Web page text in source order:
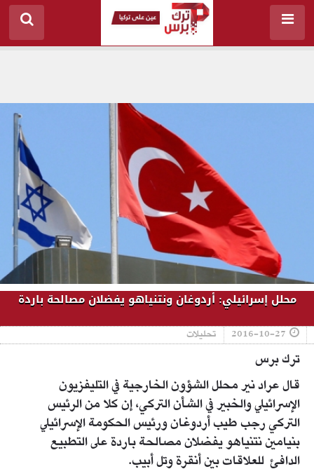
محلل إسرائيلي: أردوغان ونتنياهو يفضلان مصالحة باردة
2016-10-27 تحليلات
ترك برس
قال عراد نير محلل الشؤون الخارجية في التليفزيون
الإسرائيلي والخبير في الشأن التركي، إن كلا من الرئيس
التركي رجب طيب أردوغان ورئيس الحكومة الإسرائيلي
بنيامين نتنياهو يفضلان مصالحة باردة على التطبيع
الدافئ للعلاقات بين أنقرة وتل أبيب.